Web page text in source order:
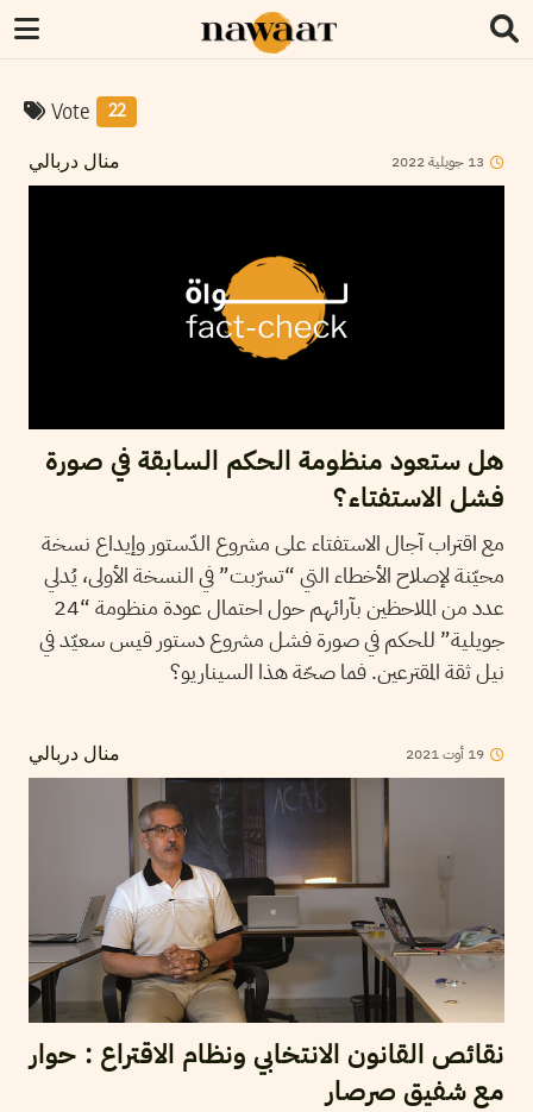
Vote 22
منال دربالي 13 جويلية2022
هل ستعود منظومة الحكم السابقة في صورة
فشل الاستفتاء؟
مع اقتراب آجال الاستفتاء على مشروع الدّستور وإيداع نسخة
محيّنة لإصلاح الأخطاء التي “تسرّبت” في النسخة الأولى، يُدلي
عدد من الملاحظين بآرائهم حول احتمال عودة منظومة “24
جويلية” للحكم في صورة فشل مشروع دستور قيس سعيّد في
نيل ثقة المقترعين. فما صحّة هذا السيناريو؟
منال دربالي 19 أوت2021
نقائص القانون الانتخابي ونظام الاقتراع : حوار
مع شفيق صرصار